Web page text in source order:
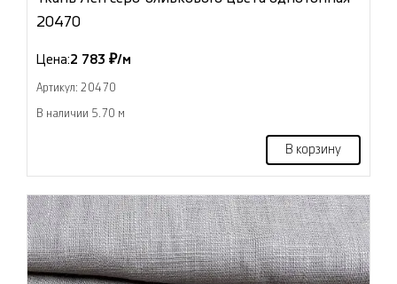
20470
Цена:2 783 ₽/м
Артикул: 20470
В наличии 5.70 м
В корзину